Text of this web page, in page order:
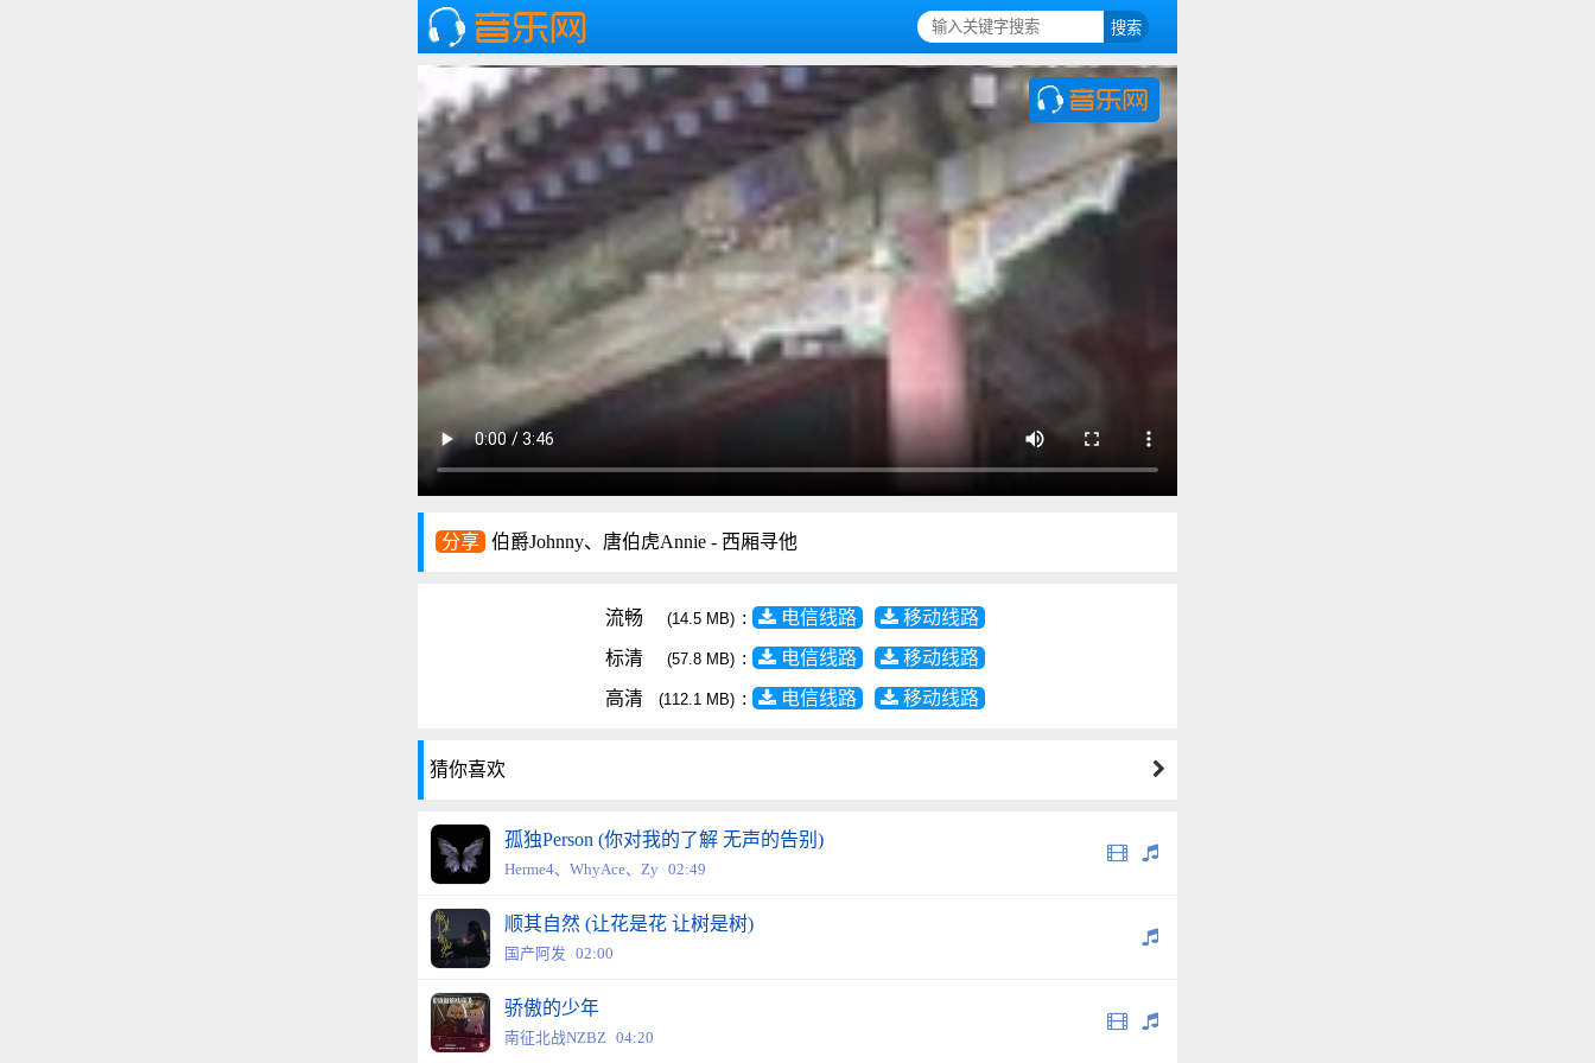
分享 伯爵Johnny、唐伯虎Annie - 西厢寻他
流畅 (14.5 MB) : 电信线路
移动线路
标清
(57.8 MB) : 电信线路
移动线路
高清
(112.1 MB) : 电信线路 移动线路
猜你喜欢
孤独Person (你对我的了解 无声的告别)
Herme4、WhyAce、Zy 02:49
顺其自然 (让花是花 让树是树)
国产阿发 02:00
骄傲的少年
南征北战NZBZ 04:20